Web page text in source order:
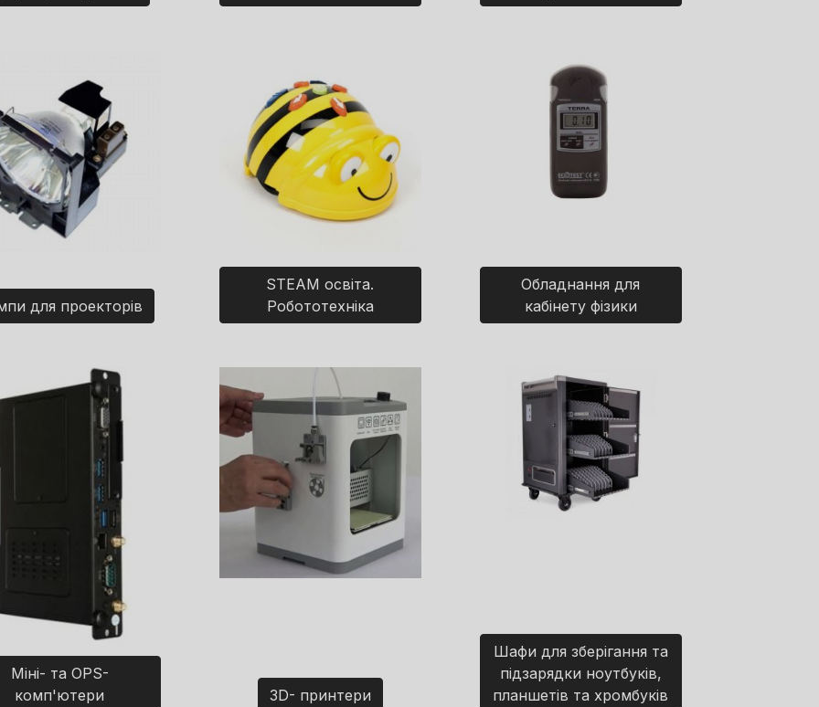
для проекторів
STEAM освіта.
Робототехніка
Обладнання для
кабінету фізики
Міні- та OPS-
комп'ютери
3D- принтери
Шафи для зберігання та
підзарядки ноутбуків,
планшетів та хромбуків